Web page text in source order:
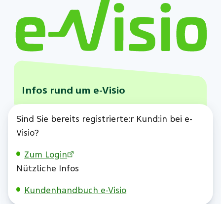
Infos rund um e-Visio
Sind Sie bereits registrierte:r Kund:in bei e-
Visio?
Zum Login
Nützliche Infos
Kundenhandbuch e-Visio